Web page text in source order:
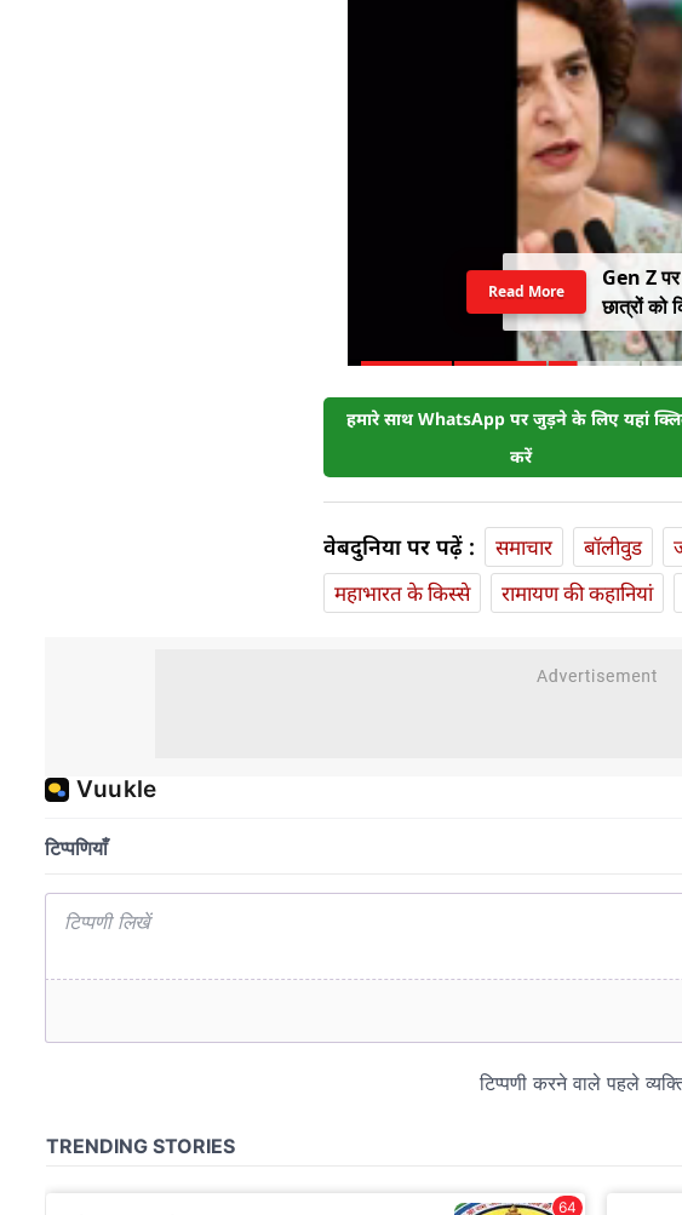
Gen Z पर
छात्रों को
Read More
हमारे साथ WhatsApp पर जुड़ने के लिए यहां
करें
वेबदुनिया पर पढ़ें : समाचार बॉलीवुड
महाभारत के किस्से
रामायण की कहानियां